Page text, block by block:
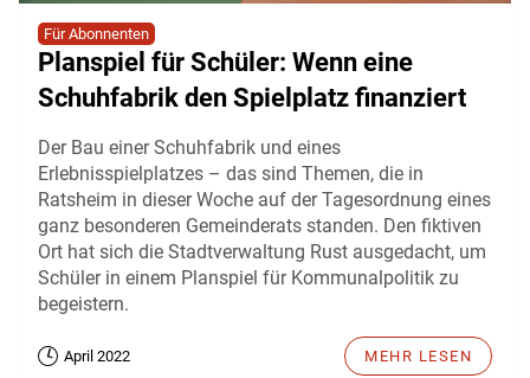
Für Abonnenten
Planspiel für Schüler: Wenn eine
Schuhfabrik den Spielplatz finanziert
Der Bau einer Schuhfabrik und eines
Erlebnisspielplatzes – das sind Themen, die in
Ratsheim in dieser Woche auf der Tagesordnung eines
ganz besonderen Gemeinderats standen. Den fiktiven
Ort hat sich die Stadtverwaltung Rust ausgedacht, um
Schüler in einem Planspiel für Kommunalpolitik zu
begeistern.
April 2022 MEHR LESEN